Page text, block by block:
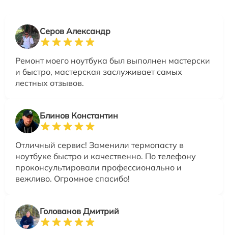
Серов Александр
Ремонт моего ноутбука был выполнен мастерски
и быстро, мастерская заслуживает самых
лестных отзывов.
Блинов Константин
Отличный сервис! Заменили термопасту в
ноутбуке быстро и качественно. По телефону
проконсультировали профессионально и
вежливо. Огромное спасибо!
Голованов Дмитрий